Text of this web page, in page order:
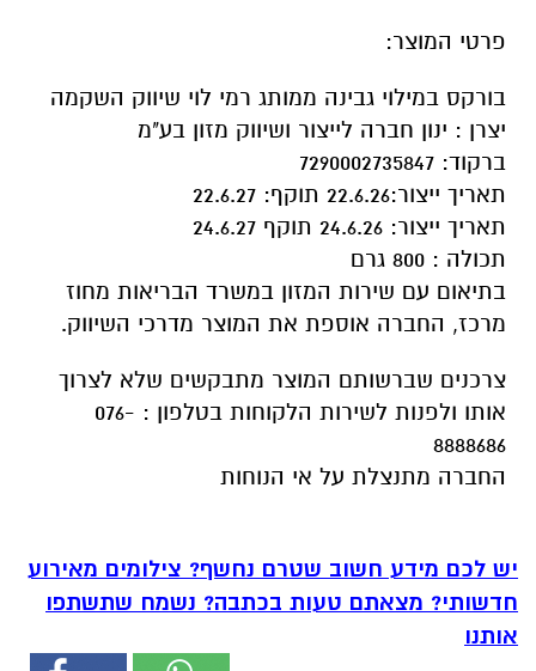
פרטי המוצר:
בורקס במילוי גבינה ממותג רמי לוי שיווק השקמה
יצרן : ינון חברה לייצור ושיווק מזון בע"מ
ברקוד: 7290002735847
תאריך ייצור:22.6.26 תוקף: 22.6.27
תאריך ייצור: 24.6.26 תוקף 24.6.27
תכולה : 800 גרם
בתיאום עם שירות המזון במשרד הבריאות מחוז
מרכז, החברה אוספת את המוצר מדרכי השיווק.
צרכנים שברשותם המוצר מתבקשים שלא לצרוך
אותו ולפנות לשירות הלקוחות בטלפון : 076-
8888686
החברה מתנצלת על אי הנוחות
יש לכם מידע חשוב שטרם נחשף? צילומים מאירוע
חדשותי? מצאתם טעות בכתבה? נשמח שתשתפו
אותנו